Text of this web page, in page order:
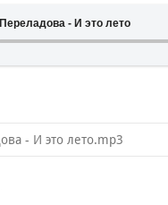
Переладова - И это лето
- И это лето.mp3